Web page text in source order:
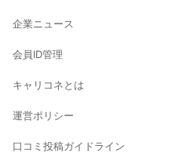
企業ニュース
会員ID管理
キャリコネとは
運営ポリシー
口コミ投稿ガイドライン